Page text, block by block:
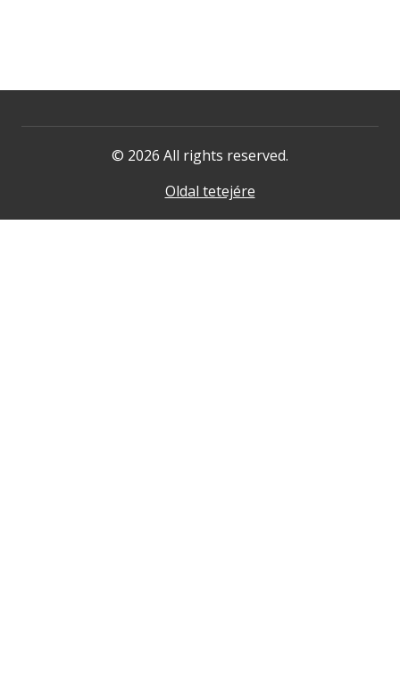
© 2026 All rights reserved.
Oldal tetejére